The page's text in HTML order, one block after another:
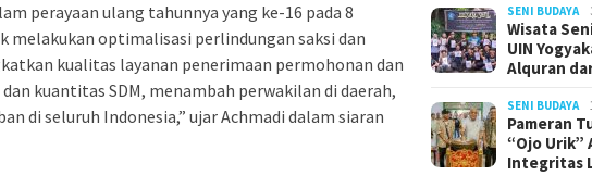
perayaan ulang tahunnya yang ke-16 pada 8
melakukan optimalisasi perlindungan saksi dan
kualitas layanan penerimaan permohonan dan
kuantitas SDM, menambah perwakilan di daerah,
di seluruh Indonesia,” ujar Achmadi dalam siaran
SENI BUDAYA
Wisata
UIN
Alquran
SENI BUDAYA
Pameran
“Ojo Urik”
Integritas